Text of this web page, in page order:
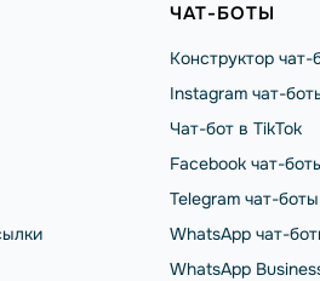
ЧАТ-БОТЫ
Конструктор чат-
Instagram чат-
Чат-бот в TikTok
Facebook чат-
Telegram чат-боты
WhatsApp чат-
WhatsApp